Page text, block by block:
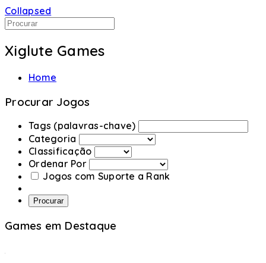
Collapsed
Xiglute Games
Home
Procurar Jogos
Tags (palavras-chave)
Categoria
Classificação
Ordenar Por
Jogos com Suporte a Rank
Procurar
Games em Destaque